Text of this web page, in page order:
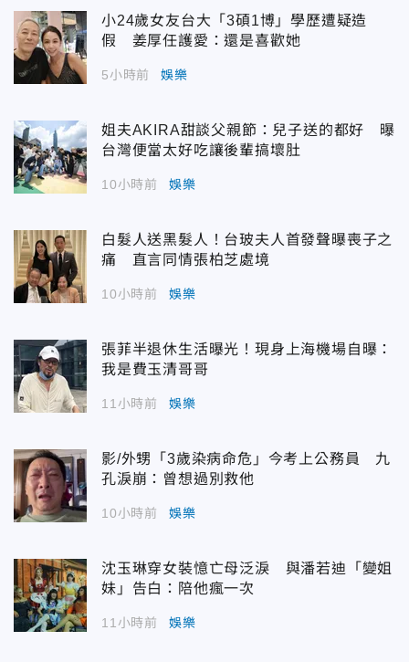
小24歲女友台大「3碩1博」學歷遭疑造
假 姜厚任護愛：還是喜歡她
5小時前 娛樂
姐夫AKIRA甜談父親節：兒子送的都好 曝
台灣便當太好吃讓後輩搞壞肚
10小時前 娛樂
白髮人送黑髮人！台玻夫人首發聲曝喪子之
痛 直言同情張柏芝處境
10小時前 娛樂
張菲半退休生活曝光！現身上海機場自曝：
我是費玉清哥哥
11小時前 娛樂
影/外甥「3歲染病命危」今考上公務員 九
孔淚崩：曾想過別救他
10小時前 娛樂
沈玉琳穿女裝憶亡母泛淚 與潘若迪「變姐
妹」告白：陪他瘋一次
11小時前 娛樂